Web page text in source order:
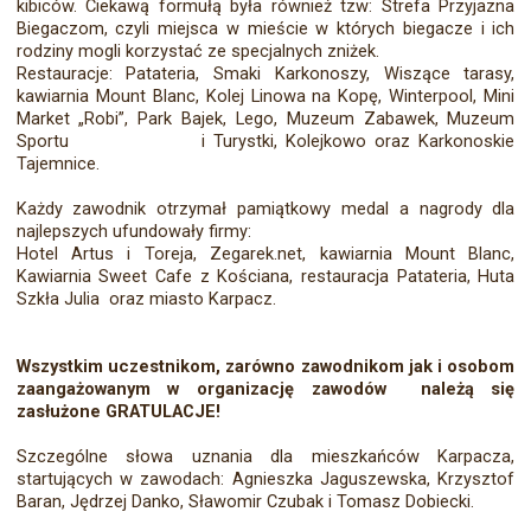
kibiców. Ciekawą formułą była również tzw: Strefa Przyjazna
Biegaczom, czyli miejsca w mieście w których biegacze i ich
rodziny mogli korzystać ze specjalnych zniżek.
Restauracje: Patateria, Smaki Karkonoszy, Wiszące tarasy,
kawiarnia Mount Blanc, Kolej Linowa na Kopę, Winterpool, Mini
Market „Robi”, Park Bajek, Lego, Muzeum Zabawek, Muzeum
Sportu i Turystki, Kolejkowo oraz Karkonoskie
Tajemnice.
Każdy zawodnik otrzymał pamiątkowy medal a nagrody dla
najlepszych ufundowały firmy:
Hotel Artus i Toreja, Zegarek.net, kawiarnia Mount Blanc,
Kawiarnia Sweet Cafe z Kościana, restauracja Patateria, Huta
Szkła Julia oraz miasto Karpacz.
Wszystkim uczestnikom, zarówno zawodnikom jak i osobom
zaangażowanym w organizację zawodów należą się
zasłużone GRATULACJE!
Szczególne słowa uznania dla mieszkańców Karpacza,
startujących w zawodach: Agnieszka Jaguszewska, Krzysztof
Baran, Jędrzej Danko, Sławomir Czubak i Tomasz Dobiecki.